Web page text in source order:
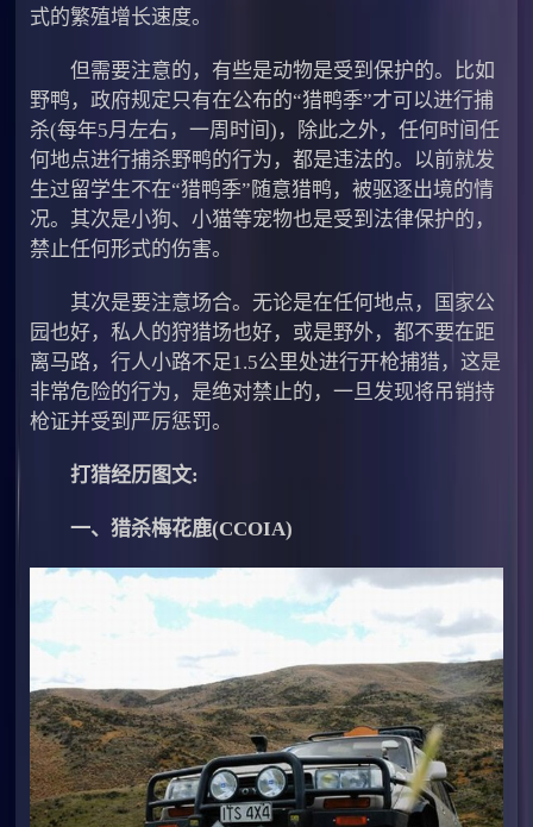
式的繁殖增长速度。
但需要注意的，有些是动物是受到保护的。比如
野鸭，政府规定只有在公布的“猎鸭季”才可以进行捕
杀(每年5月左右，一周时间)，除此之外，任何时间任
何地点进行捕杀野鸭的行为，都是违法的。以前就发
生过留学生不在“猎鸭季”随意猎鸭，被驱逐出境的情
况。其次是小狗、小猫等宠物也是受到法律保护的，
禁止任何形式的伤害。
其次是要注意场合。无论是在任何地点，国家公
园也好，私人的狩猎场也好，或是野外，都不要在距
离马路，行人小路不足1.5公里处进行开枪捕猎，这是
非常危险的行为，是绝对禁止的，一旦发现将吊销持
枪证并受到严厉惩罚。
打猎经历图文:
一、猎杀梅花鹿(CCOIA)